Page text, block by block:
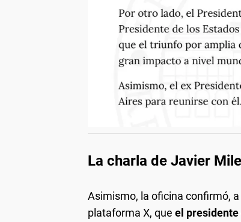
La charla de Javier
Asimismo, la oficina confirmó,
plataforma X, que el